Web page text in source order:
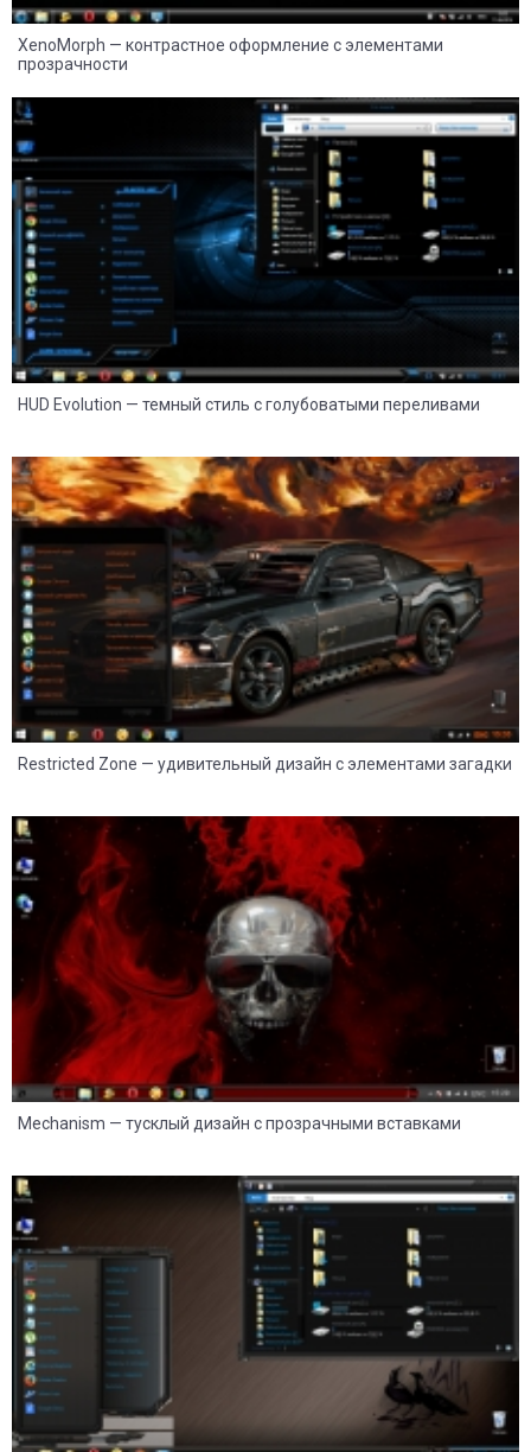
XenoMorph — контрастное оформление с элементами
прозрачности
8 2
HUD Evolution — темный стиль с голубоватыми переливами
8 2
Restricted Zone — удивительный дизайн с элементами загадки
Mechanism — тусклый дизайн с прозрачными вставками
8 2